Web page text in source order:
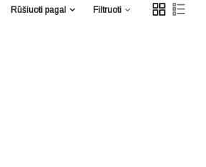
Filtruoti
Rūšiuoti pagal